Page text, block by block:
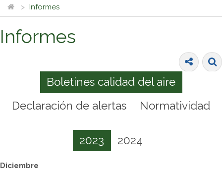
Informes
Informes
Boletines calidad del aire
Declaración de alertas
Normatividad
2023 2024
Diciembre